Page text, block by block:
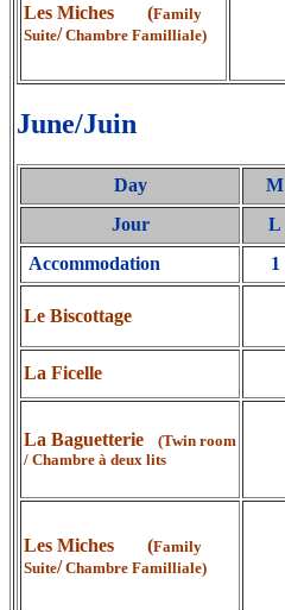
Les Miches (Family
Suite/ Chambre Familliale)
June/Juin
Day M
Jour
L
Accommodation
1
Le Biscottage
La Ficelle
La Baguetterie
(Twin room
/ Chambre à deux lits
Les Miches (Family
Suite/ Chambre Familliale)